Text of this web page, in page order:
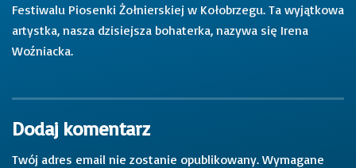
Festiwalu Piosenki Żołnierskiej w Kołobrzegu. Ta wyjątkowa
artystka, nasza dzisiejsza bohaterka, nazywa się Irena
Woźniacka.
Dodaj komentarz
Twój adres email nie zostanie opublikowany. Wymagane